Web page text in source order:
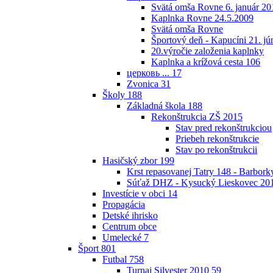
Svätá omša Rovne 6. január
Kaplnka Rovne 24.5.2009
Svätá omša Rovne
Športový deň - Kapucíni 21.
20.výročie založenia kaplnky
Kaplnka a krížová cesta 106
церковь ... 17
Zvonica 31
Školy 188
Základná škola 188
Rekonštrukcia ZŠ 2015
Stav pred rekonštrukciou
Priebeh rekonštrukcie
Stav po rekonštrukcii
Hasičský zbor 199
Krst repasovanej Tatry 148 -
Súťaž DHZ - Kysucký Lieskovec
Investície v obci 14
Propagácia
Detské ihrisko
Centrum obce
Umelecké 7
Šport 801
Futbal 758
Turnaj Silvester 2010 59